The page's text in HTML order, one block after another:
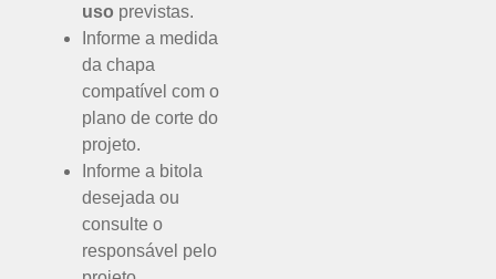
uso previstas.
Informe a medida
da chapa
compatível com o
plano de corte do
projeto.
Informe a bitola
desejada ou
consulte o
responsável pelo